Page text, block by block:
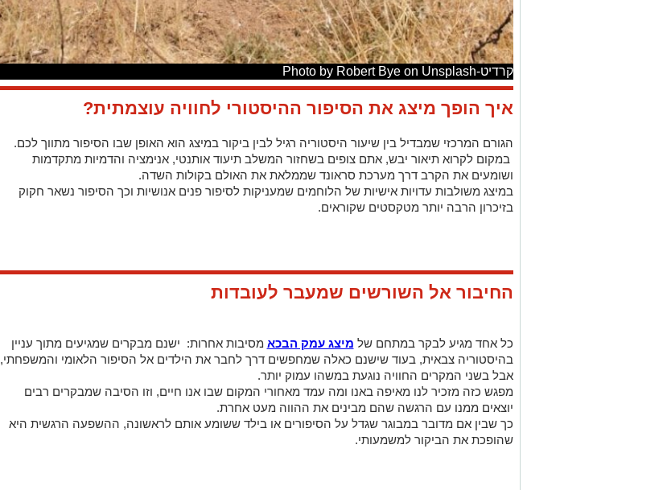
קרדיט-Photo by Robert Bye on Unsplash
איך הופך מיצג את הסיפור ההיסטורי לחוויה עוצמתית?
הגורם המרכזי שמבדיל בין שיעור היסטוריה רגיל לבין ביקור במיצג הוא האופן שבו הסיפור מתווך לכם.
במקום לקרוא תיאור יבש, אתם צופים בשחזור המשלב תיעוד אותנטי, אנימציה והדמיות מתקדמות
ושומעים את הקרב דרך מערכת סראונד שממלאת את האולם בקולות השדה.
במיצג משולבות עדויות אישיות של הלוחמים שמעניקות לסיפור פנים אנושיות וכך הסיפור נשאר חקוק
בזיכרון הרבה יותר מטקסטים שקוראים.
החיבור אל השורשים שמעבר לעובדות
כל אחד מגיע לבקר במתחם של מיצג עמק הבכא מסיבות אחרות: ישנם מבקרים שמגיעים מתוך עניין
בהיסטוריה צבאית, בעוד שישנם כאלה שמחפשים דרך לחבר את הילדים אל הסיפור הלאומי והמשפחתי,
אבל בשני המקרים החוויה נוגעת במשהו עמוק יותר.
מפגש כזה מזכיר לנו מאיפה באנו ומה עמד מאחורי המקום שבו אנו חיים, וזו הסיבה שמבקרים רבים
יוצאים ממנו עם הרגשה שהם מבינים את ההווה מעט אחרת.
כך שבין אם מדובר במבוגר שגדל על הסיפורים או בילד ששומע אותם לראשונה, ההשפעה הרגשית היא
שהופכת את הביקור למשמעותי.